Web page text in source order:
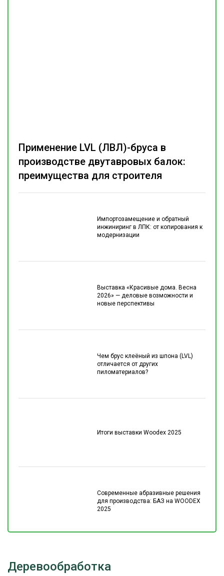
Импортозамещение и обратный
инжиниринг в ЛПК: от копирования к
модернизации
Выставка «Красивые дома. Весна
2026» — деловые возможности и
новые перспективы
Чем брус клеёный из шпона (LVL)
отличается от других
пиломатериалов?
Итоги выставки Woodex 2025
Современные абразивные решения
для производства: БАЗ на WOODEX
2025
Применение LVL (ЛВЛ)-бруса в
производстве двутавровых балок:
преимущества для строителя
Деревообработка